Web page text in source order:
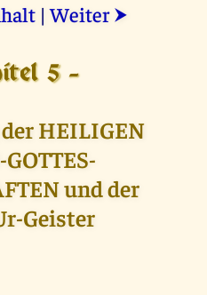
|Weiter ⮞
5 -
HEILIGEN
und der
Geister